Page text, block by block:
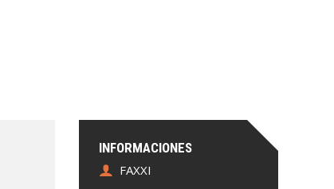
INFORMACIONES
FAXXI